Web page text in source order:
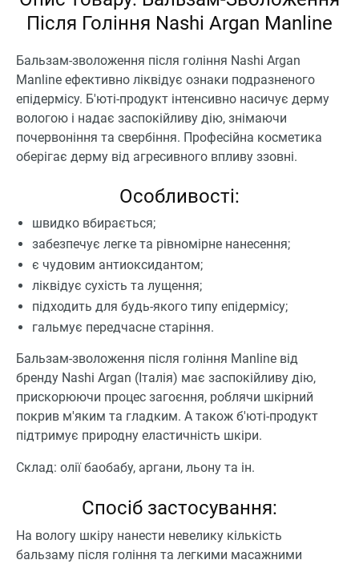
Після Гоління Nashi Argan Manline
Бальзам-зволоження після гоління Nashi Argan
Manline ефективно ліквідує ознаки подразненого
епідермісу. Б'юті-продукт інтенсивно насичує дерму
вологою і надає заспокійливу дію, знімаючи
почервоніння та свербіння. Професійна косметика
оберігає дерму від агресивного впливу ззовні.
Особливості:
швидко вбирається;
забезпечує легке та рівномірне нанесення;
є чудовим антиоксидантом;
ліквідує сухість та лущення;
підходить для будь-якого типу епідермісу;
гальмує передчасне старіння.
Бальзам-зволоження після гоління Manline від
бренду Nashi Argan (Італія) має заспокійливу дію,
прискорюючи процес загоєння, роблячи шкірний
покрив м'яким та гладким. А також б'юті-продукт
підтримує природну еластичність шкіри.
Склад: олії баобабу, аргани, льону та ін.
Спосіб застосування:
На вологу шкіру нанести невелику кількість
бальзаму після гоління та легкими масажними